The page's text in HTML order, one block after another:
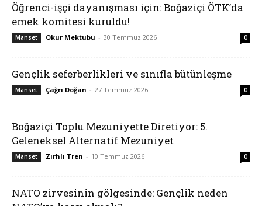
Öğrenci-işçi dayanışması için: Boğaziçi ÖTK’da
emek komitesi kuruldu!
Manset Okur Mektubu - 30 Temmuz 2026 0
Gençlik seferberlikleri ve sınıfla bütünleşme
Manset Çağrı Doğan - 27 Temmuz 2026 0
Boğaziçi Toplu Mezuniyette Diretiyor: 5.
Geleneksel Alternatif Mezuniyet
Manset Zırhlı Tren - 10 Temmuz 2026 0
NATO zirvesinin gölgesinde: Gençlik neden